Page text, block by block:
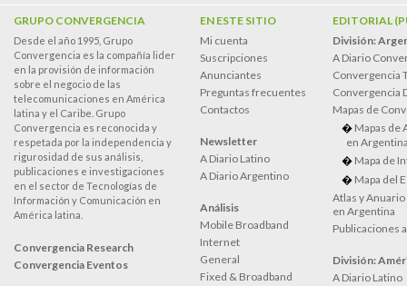
GRUPO CONVERGENCIA
Desde el año 1995, Grupo
Convergencia es la compañía lider
en la provisión de información
sobre el negocio de las
telecomunicaciones en América
latina y el Caribe. Grupo
Convergencia es reconocida y
respetada por la independencia y
rigurosidad de sus análisis,
publicaciones e investigaciones
en el sector de Tecnologías de
Información y Comunicación en
América latina.
Convergencia Research
Convergencia Eventos
EN ESTE SITIO
Mi cuenta
Suscripciones
Anunciantes
Preguntas frecuentes
Contactos
Newsletter
A Diario Latino
A Diario Argentino
Análisis
Mobile Broadband
Internet
General
Fixed & Broadband
EDITORIAL
División:
A Diario
Convergencia
Convergencia
Mapas de
Mapas de
en
Mapa de
Mapa del
Atlas y
en Argentina
Publicaciones
División:
A Diario Latino